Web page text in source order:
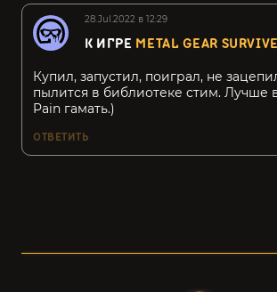
28.Jul.2022 в 12:29
К ИГРЕ METAL GEAR SURVIVE
Купил, запустил, поиграл, не
пылится в библиотеке стим. Лучше
Pain гамать.)
ОТВЕТИТЬ